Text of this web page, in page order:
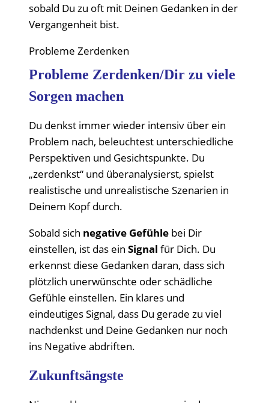
sobald Du zu oft mit Deinen Gedanken in der
Vergangenheit bist.
Probleme Zerdenken
Probleme Zerdenken/Dir zu viele
Sorgen machen
Du denkst immer wieder intensiv über ein
Problem nach, beleuchtest unterschiedliche
Perspektiven und Gesichtspunkte. Du
„zerdenkst“ und überanalysierst, spielst
realistische und unrealistische Szenarien in
Deinem Kopf durch.
Sobald sich negative Gefühle bei Dir
einstellen, ist das ein Signal für Dich. Du
erkennst diese Gedanken daran, dass sich
plötzlich unerwünschte oder schädliche
Gefühle einstellen. Ein klares und
eindeutiges Signal, dass Du gerade zu viel
nachdenkst und Deine Gedanken nur noch
ins Negative abdriften.
Zukunftsängste